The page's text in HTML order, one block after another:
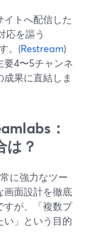
イトへ配信した
応を謳う
。(Restream)
要4〜5チャンネ
果に直結しま
：
は？
に強力なツー
画面設計を徹底
すが、「複数プ
い」という目的